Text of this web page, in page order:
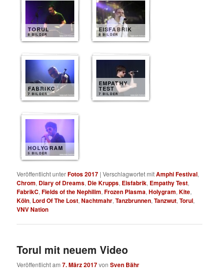
TORUL
8 BILDER
EISFABRIK
8 BILDER
FABRIKC
7 BILDER
EMPATHY
TEST
7 BILDER
HOLYGRAM
5 BILDER
Veröffentlicht unterFotos 2017 |Verschlagwortet mitAmphi Festival,
Chrom, Diary of Dreams, Die Krupps, Eisfabrik, Empathy Test,
FabrikC,Fields of the Nephilim,Frozen Plasma,Holygram,Kite,
Köln, Lord Of The Lost,Nachtmahr,Tanzbrunnen,Tanzwut,Torul,
VNV Nation
Torul mit neuem Video
Veröffentlicht am7. März 2017vonSven Bähr